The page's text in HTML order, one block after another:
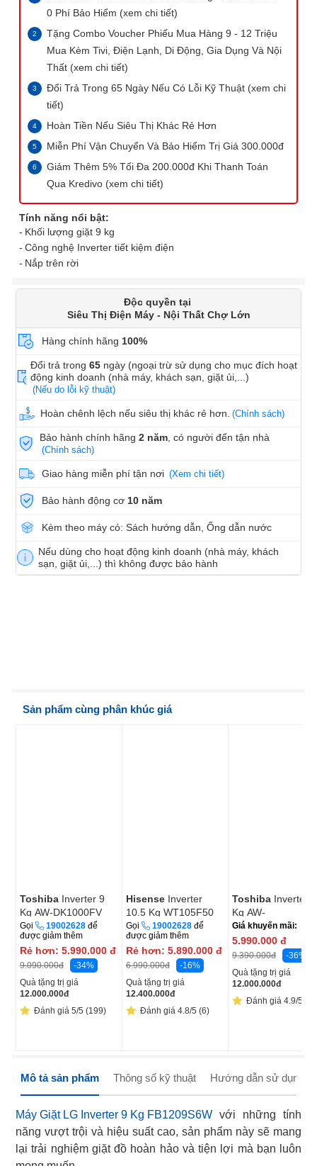
0 Phí Bảo Hiểm (xem chi tiết)
Tặng Combo Voucher Phiếu Mua Hàng 9 - 12 Triệu
Mua Kèm Tivi, Điện Lạnh, Di Động, Gia Dụng Và Nội
Thất (xem chi tiết)
Đổi Trả Trong 65 Ngày Nếu Có Lỗi Kỹ Thuật (xem chi
tiết)
Hoàn Tiền Nếu Siêu Thị Khác Rẻ Hơn
Miễn Phí Vận Chuyển Và Bảo Hiểm Trị Giá 300.000đ
Giảm Thêm 5% Tối Đa 200.000đ Khi Thanh Toán
Qua Kredivo (xem chi tiết)
Tính năng nổi bật:
Khối lượng giặt 9 kg
Công nghệ Inverter tiết kiệm điện
Nắp trên rời
Độc quyền tại
Siêu Thị Điện Máy - Nội Thất Chợ Lớn
Hàng chính hãng 100%
Đổi trả trong65 ngày (ngoại trừ sử dụng cho mục đích hoạt
động kinh doanh (nhà máy, khách sạn, giặt ủi,...)
(Nếu do lỗi kỹ thuật)
Hoàn chênh lệch nếu siêu thị khác rẻ hơn. (Chính sách)
Bảo hành chính hãng2 năm , có người đến tận nhà
(Chính sách)
Giao hàng miễn phí tận nơi (Xem chi tiết)
Bảo hành động cơ 10 năm
Kèm theo máy có: Sách hướng dẫn, Ống dẫn nước
Nếu dùng cho hoạt động kinh doanh (nhà máy, khách
sạn, giặt ủi,...) thì không được bảo hành
Sản phẩm cùng phân khúc giá
Toshiba Inverter 9
Kg AW-DK1000FV
(KK)
Gọi 19002628 để
được giảm thêm
Rẻ hơn: 5.990.000 đ
9.090.000đ
-34%
Quà tặng trị giá
12.000.000đ
Đánh giá 5/5 (199)
Hisense Inverter
10.5 Kg WT105F50
Gọi 19002628 để
được giảm thêm
Rẻ hơn: 5.890.000 đ
6.990.000đ
-16%
Quà tặng trị giá
12.400.000đ
Đánh giá 4.8/5 (6)
Toshiba Inverter
Kg AW-
DM1100PV(KK)
Giá khuyến mãi:
5.990.000 đ
9.390.000đ
-36%
Quà tặng trị giá
12.000.000đ
Đánh giá 4.9/5
Mô tả sản phẩm Thông số kỹ thuật Hướng dẫn sử dụng
Máy Giặt LG Inverter 9 Kg FB1209S6W với những tính
năng vượt trội và hiệu suất cao, sản phẩm này sẽ mang
lại trải nghiệm giặt đồ hoàn hảo và tiện lợi mà bạn luôn